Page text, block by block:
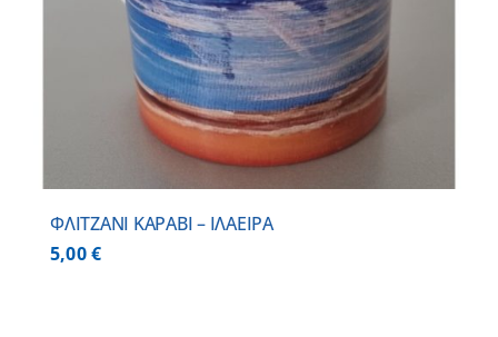
ΦΛΙΤΖΑΝΙ ΚΑΡΑΒΙ – ΙΛΑΕΙΡΑ
5,00€